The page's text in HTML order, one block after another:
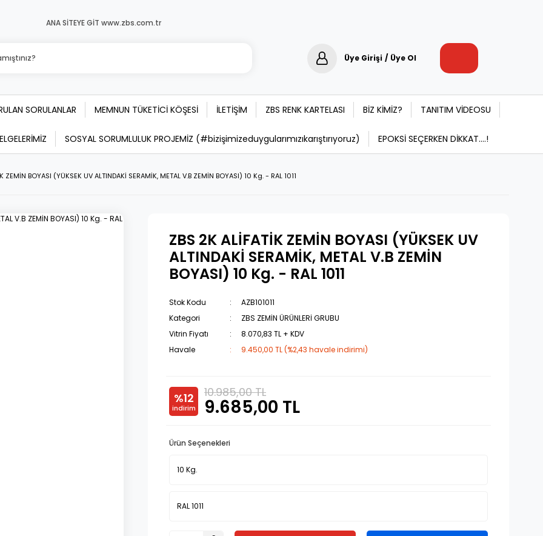
ANA SİTEYE GİT www.zbs.com.tr
Üye Girişi / Üye Ol
SORULANLAR MEMNUN TÜKETİCİ KÖŞESİ İLETİŞİM ZBS RENK KARTELASI BİZ KİMİZ? TANITIM VİDEOSU
SOSYAL SORUMLULUK PROJEMİZ (#bizişimizeduygularımızıkarıştırıyoruz) EPOKSİ SEÇERKEN DİKKAT....!
ZEMİN BOYASI (YÜKSEK UV ALTINDAKİ SERAMİK, METAL V.B ZEMİN BOYASI) 10 Kg. - RAL 1011
ZBS 2K ALİFATİK ZEMİN BOYASI (YÜKSEK UV
ALTINDAKİ SERAMİK, METAL V.B ZEMİN
BOYASI) 10 Kg. - RAL 1011
Stok Kodu
AZB101011
Kategori
ZBS ZEMİN ÜRÜNLERİ GRUBU
Vitrin Fiyatı
8.070,83 TL + KDV
Havale
9.450,00 TL (%2,43 havale indirimi)
%12
indirim
10.985,00 TL
9.685,00 TL
Ürün Seçenekleri